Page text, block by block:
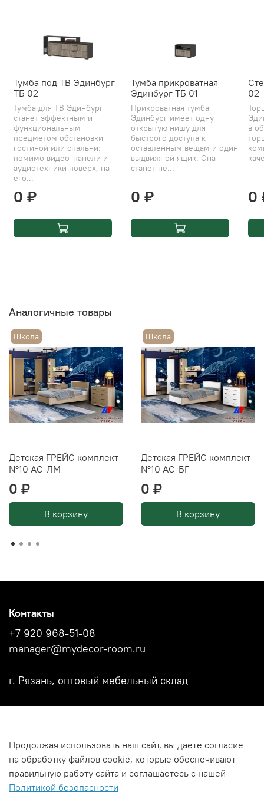
Тумба под ТВ Эдинбург
ТБ 02
Тумба для ТВ Эдинбург
станет эффектным и
функциональным
предметом обстановки
гостиной или спальни:
помимо видео-панели и
аудиотехники поверх, на
его...
0 ₽
Тумба прикроватная
Эдинбург ТБ 01
Прикроватная тумба
Эдинбург имеет одну
открытую нишу для
быстрого доступа к
оставленным вещам и один
выдвижной ящик. Она
станет не...
0 ₽
02
в
0
Аналогичные товары
Школа
Детская ГРЕЙС комплект
№10 АС-ЛМ
0 ₽
В корзину
Школа
Детская ГРЕЙС комплект
№10 АС-БГ
0 ₽
В корзину
Новости
Каталоги фабрик
Контакты
+7 920 968-51-08
manager@mydecor-room.ru
г. Рязань, оптовый мебельный склад
Продолжая использовать наш сайт, вы даете согласие
на обработку файлов cookie, которые обеспечивают
правильную работу сайта и соглашаетесь с нашей
Политикой безопасности